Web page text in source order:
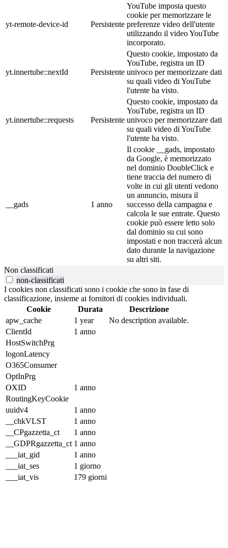
yt-remote-device-id Persistente
YouTube imposta questo
cookie per memorizzare le
preferenze video dell'utente
utilizzando il video YouTube
incorporato.
yt.innertube::nextId Persistente
Questo cookie, impostato da
YouTube, registra un ID
univoco per memorizzare dati
su quali video di YouTube
l'utente ha visto.
yt.innertube::requests Persistente
Questo cookie, impostato da
YouTube, registra un ID
univoco per memorizzare dati
su quali video di YouTube
l'utente ha visto.
__gads 1 anno
Il cookie __gads, impostato
da Google, è memorizzato
nel dominio DoubleClick e
tiene traccia del numero di
volte in cui gli utenti vedono
un annuncio, misura il
successo della campagna e
calcola le sue entrate. Questo
cookie può essere letto solo
dal dominio su cui sono
impostati e non traccerà alcun
dato durante la navigazione
su altri siti.
Non classificati
non-classificati
I cookies non classificati sono i cookie che sono in fase di
classificazione, insieme ai fornitori di cookies individuali.
Cookie
Durata
Descrizione
apw_cache
1 year
No description available.
ClientId
1 anno
HostSwitchPrg
logonLatency
O365Consumer
OptInPrg
OXID
1 anno
RoutingKeyCookie
uuidv4
1 anno
__chkVLST
1 anno
__CPgazzetta_ct
1 anno
__GDPRgazzetta_ct 1 anno
___iat_gid
1 anno
___iat_ses
1 giorno
___iat_vis
179 giorni